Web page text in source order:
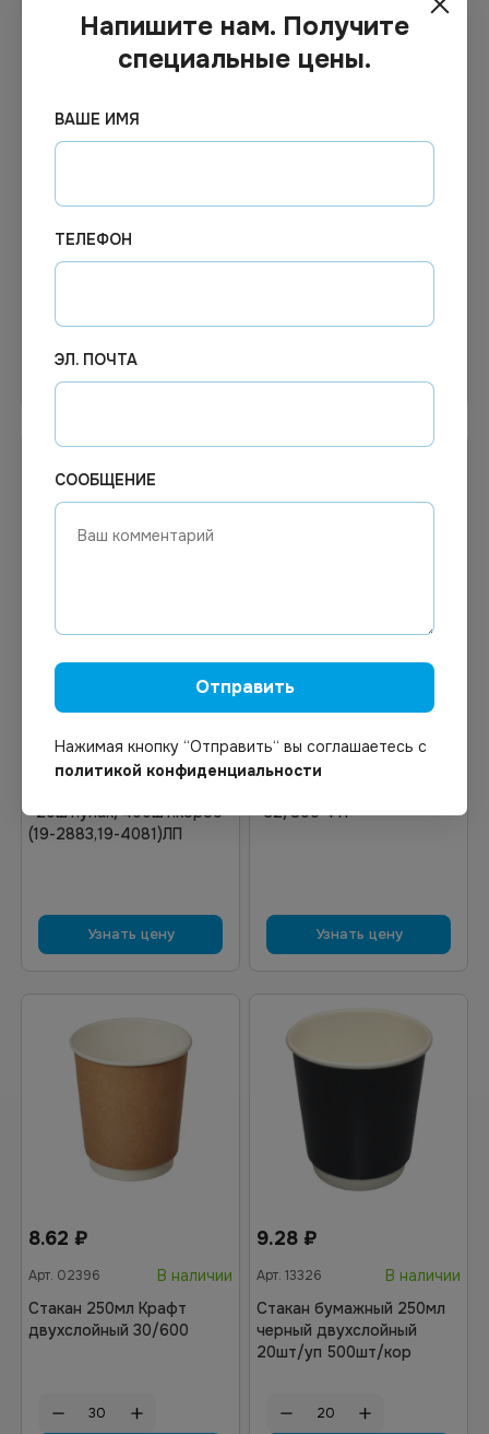
Арт.
Стакан 450 мл Крафт
бумажный двухслойн. d90
пол.об 530 мл *18/360
Под заказ
Цена по запросу
Арт.12793
Под заказ
Стакан 400 мл Крафт
бумажный двухслойн. d
*20шт.упак/400шт.короб
(19-2883,19-4081)ЛП
Узнать цену
Арт.02189
Под заказ
Стакан 250 мл Красный
бумажный двухслойн. d-
*32/800 ФП
Узнать цену
8.62 ₽
Арт. 02396
В наличии
Стакан 250мл Крафт
двухслойный 30/600
9.28 ₽
Арт. 13326
В наличии
Стакан бумажный 250мл
черный двухслойный
20шт/уп 500шт/кор
Напишите нам. Получите
специальные цены.
ВАШЕ ИМЯ
ТЕЛЕФОН
ЭЛ. ПОЧТА
СООБЩЕНИЕ
Отправить
Нажимая кнопку “Отправить“ вы соглашаетесь с
политикой конфиденциальности